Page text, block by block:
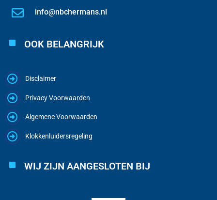
info@nbchermans.nl
OOK BELANGRIJK
Disclaimer
Privacy Voorwaarden
Algemene Voorwaarden
Klokkenluidersregeling
WIJ ZIJN AANGESLOTEN BIJ